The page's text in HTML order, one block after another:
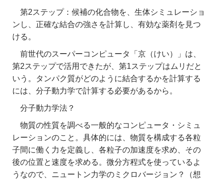
第2ステップ：候補の化合物を、生体シミュレーショ
ンし、正確な結合の強さを計算し、有効な薬剤を見つ
ける。
前世代のスーパーコンピュータ「京（けい）」は、
第2ステップで活用できたが、第1ステップはムリだと
いう。タンパク質がどのように結合するかを計算する
には、分子動力学で計算する必要があるから。
分子動力学法？
物質の性質を調べる一般的なコンピュータ・シミュ
レーションのこと。具体的には、物質を構成する各粒
子間に働く力を定義し、各粒子の加速度を求め、その
後の位置と速度を求める。微分方程式を使っているよ
うなので、ニュートン力学のミクロバージョン？（想